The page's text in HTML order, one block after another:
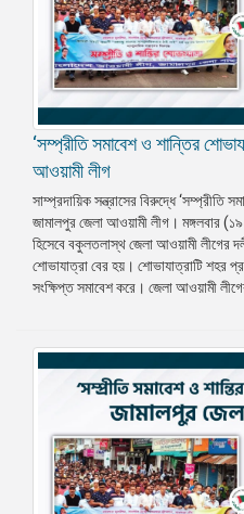
‘সম্প্রীতি সমাবেশ ও শান্তির
আওয়ামী লীগ
সাম্প্রদায়িক সন্ত্রাসের বিরুদ্ধে ‘সম্প্রীতি
জামালপুর জেলা আওয়ামী লীগ। মঙ্গলবার (১৯
হিসেবে বকুলতলাস্থ জেলা আওয়ামী লীগের
শোভাযাত্রা বের হয়। শোভাযাত্রাটি শহর
সংক্ষিপ্ত সমাবেশ করে। জেলা আওয়ামী